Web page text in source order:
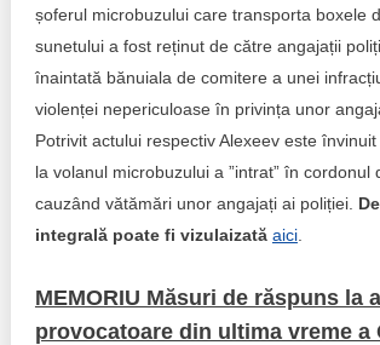
șoferul microbuzului care transporta boxele
sunetului a fost reținut de către angajații
înaintată bănuiala de comitere a unei
violenței nepericuloase în privința unor
Potrivit actului respectiv Alexeev este
la volanul microbuzului a ”intrat” în cordonul
cauzând vătămări unor angajați ai poliției.
integrală poate fi vizulaizată aici.
MEMORIU Măsuri de răspuns la
provocatoare din ultima vreme a